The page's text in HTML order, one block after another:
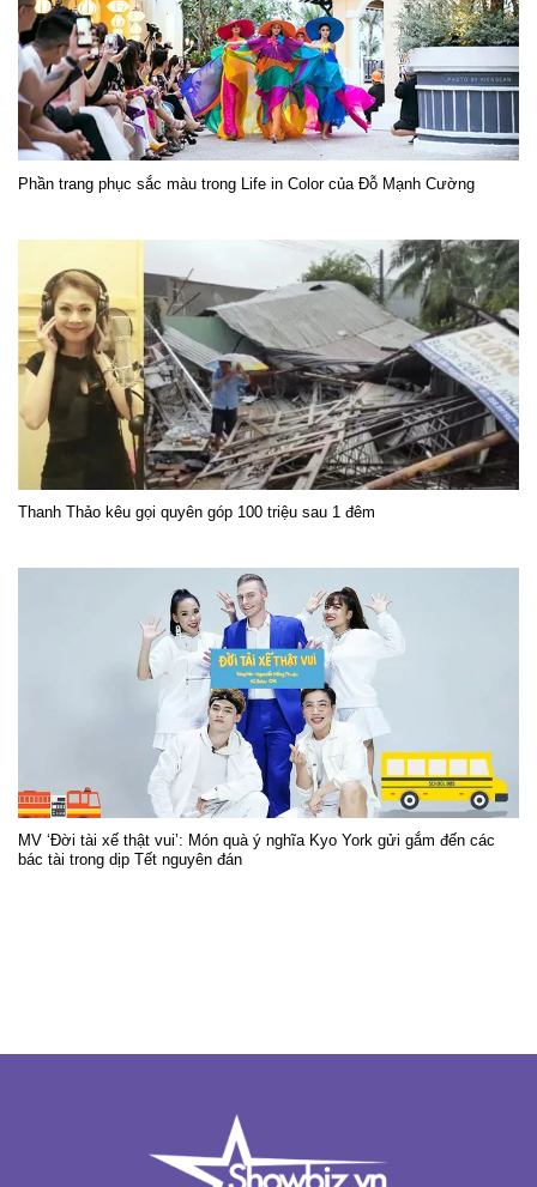
Phần trang phục sắc màu trong Life in Color của Đỗ Mạnh Cường
Thanh Thảo kêu gọi quyên góp 100 triệu sau 1 đêm
MV ‘Đời tài xế thật vui’: Món quà ý nghĩa Kyo York gửi gắm đến các
bác tài trong dịp Tết nguyên đán